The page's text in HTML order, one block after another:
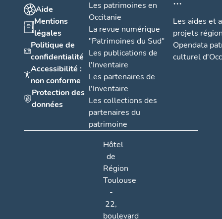
Aide
Mentions
légales
Politique de
confidentialité
Accessibilité :
non conforme
Protection des
données
Les patrimoines en
Occitanie
La revue numérique
"Patrimoines du Sud"
Les publications de
l'Inventaire
Les partenaires de
l'Inventaire
Les collections des
partenaires du
patrimoine
Les aides et
projets
Opendata
culturel
Hôtel
de
Région
Toulouse
-
22,
boulevard